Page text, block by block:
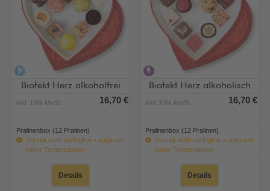
alkoholfrei
Biofekt Herz alkoholfrei
inkl. 10% MwSt. 16,70 €
Pralinenbox (12 Pralinen)
Derzeit nicht verfügbar • aufgrund
hoher Temperaturen
Details
alkoholhaltig
Biofekt Herz alkoholisch
inkl. 10% MwSt. 16,70 €
Pralinenbox (12 Pralinen)
Derzeit nicht verfügbar • aufgrund
hoher Temperaturen
Details